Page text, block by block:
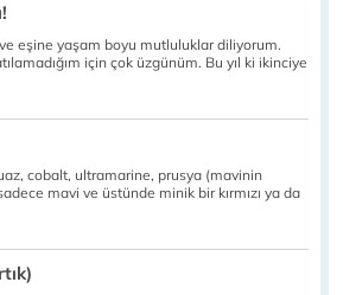
eşine yaşam boyu mutluluklar diliyorum.
için çok üzgünüm. Bu yıl ki ikinciye
cobalt, ultramarine, prusya (mavinin
mavi ve üstünde minik bir kırmızı ya da